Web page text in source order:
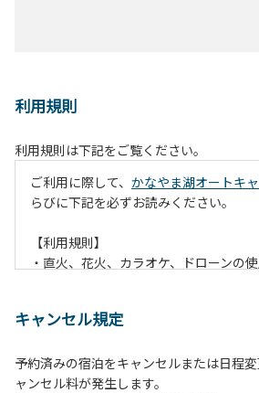
利用規則
利用規則は下記をご覧ください。
ご利用に際して、 かなやま湖オートキ
らびに下記を必ずお読みください。
【利用規則】
・直火、花火、カラオケ、ドローンの
て芝生が焼けないようご注意ください。
炭火、薪の燃え残ったものについては
棄してください。
キャンセル規定
予約済みの宿泊をキャンセルまたは日程
ャンセル料が発生します。